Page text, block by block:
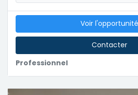
Professionnel
Voir l'opportunité
Contacter